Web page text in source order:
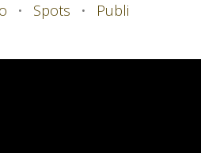
• Spots • Publi